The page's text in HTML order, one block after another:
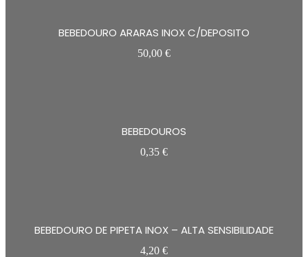
BEBEDOURO ARARAS INOX C/DEPOSITO
50,00 €
BEBEDOUROS
0,35 €
BEBEDOURO DE PIPETA INOX – ALTA SENSIBILIDADE
4,20 €